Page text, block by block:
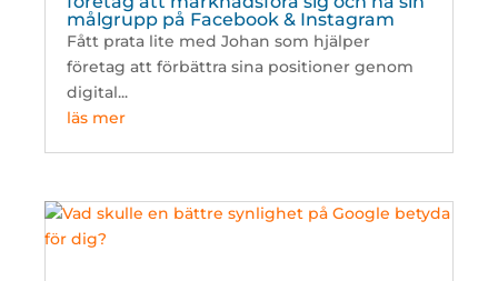
målgrupp på Facebook & Instagram
Fått prata lite med Johan som hjälper
företag att förbättra sina positioner genom
digital...
läs mer